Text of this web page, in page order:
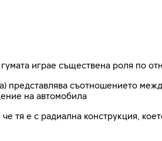
играе съществена роля по
съотношението
на автомобила
че тя е с радиална конструкция,